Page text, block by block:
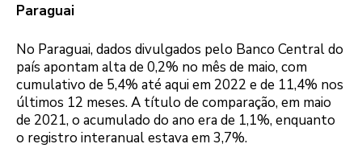
Paraguai
No Paraguai, dados divulgados pelo Banco Central do
país apontam alta de 0,2% no mês de maio, com
cumulativo de 5,4% até aqui em 2022 e de 11,4% nos
últimos 12 meses. A título de comparação, em maio
de 2021, o acumulado do ano era de 1,1%, enquanto
o registro interanual estava em 3,7%.